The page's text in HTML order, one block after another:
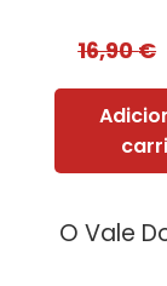
16,90€
O Vale